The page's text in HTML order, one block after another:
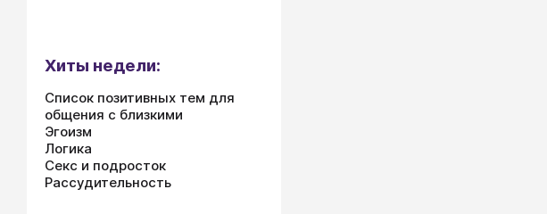
Хиты недели:
Список позитивных тем для
общения с близкими
Эгоизм
Логика
Секс и подросток
Рассудительность